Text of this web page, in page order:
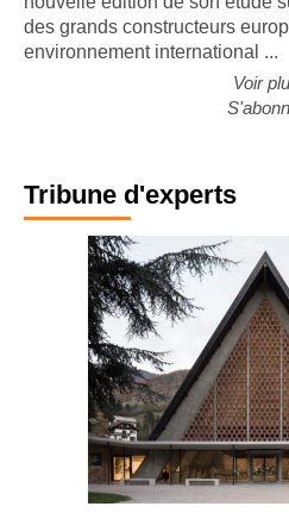
nouvelle édition de son étude
des grands constructeurs
Voir
Tribune d'experts